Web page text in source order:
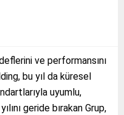
ve performansını
bu yıl da küresel
uyumlu,
geride bırakan Grup,